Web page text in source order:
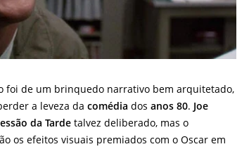
foi de um brinquedo narrativo bem arquitetado,
a leveza dacomédia dosanos 80. Joe
da Tarde talvez deliberado, mas o
os efeitos visuais premiados com o Oscar em